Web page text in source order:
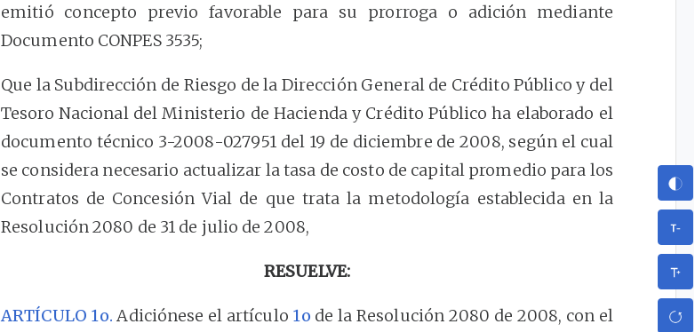
emitió concepto previo favorable para su prorroga o adición mediante
Documento CONPES 3535;
Que la Subdirección de Riesgo de la Dirección General de Crédito Público y del
Tesoro Nacional del Ministerio de Hacienda y Crédito Público ha elaborado el
documento técnico 3-2008-027951 del 19 de diciembre de 2008, según el cual
se considera necesario actualizar la tasa de costo de capital promedio para los
Contratos de Concesión Vial de que trata la metodología establecida en la
Resolución 2080 de 31 de julio de 2008,
RESUELVE:
ARTÍCULO 1o. Adiciónese el artículo 1o de la Resolución 2080 de 2008, con el